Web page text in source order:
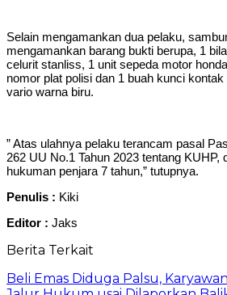
Selain mengamankan dua pelaku,
mengamankan barang bukti berupa, 1
celurit stanliss, 1 unit sepeda motor
nomor plat polisi dan 1 buah kunci
vario warna biru.
” Atas ulahnya pelaku terancam pasal
262 UU No.1 Tahun 2023 tentang KUHP,
hukuman penjara 7 tahun,” tutupnya.
Penulis : Kiki
Editor : Jaks
Berita Terkait
Beli Emas Diduga Palsu,